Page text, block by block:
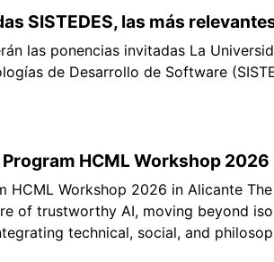
SISTEDES, las más
las ponencias invitadas La
de Desarrollo de Software
HCML Workshop
HCML Workshop 2026 in Alicante
of trustworthy AI, moving beyond
technical, social, and